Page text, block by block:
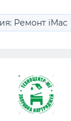
Ремонт iMac